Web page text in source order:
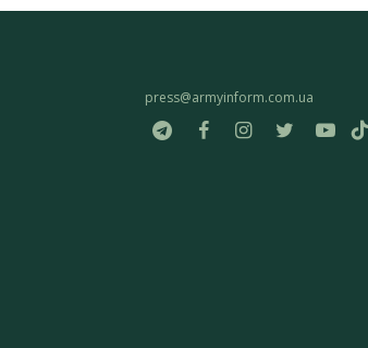
press@armyinform.com.ua